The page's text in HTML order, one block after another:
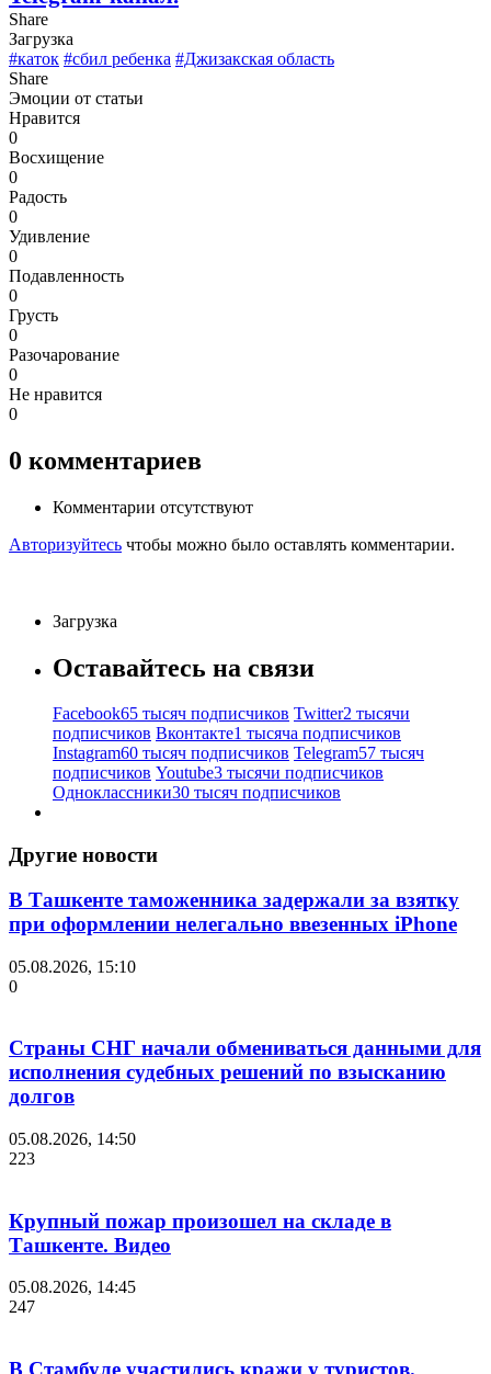
Share
Загрузка
#каток #сбил ребенка #Джизакская область
Share
Эмоции от статьи
Нравится
0
Восхищение
0
Радость
0
Удивление
0
Подавленность
0
Грусть
0
Разочарование
0
Не нравится
0
0 комментариев
Комментарии отсутствуют
Авторизуйтесь чтобы можно было оставлять комментарии.
Загрузка
Оставайтесь на связи
Facebook65 тысяч подписчиков Twitter2 тысячи
подписчиков Вконтакте1 тысяча подписчиков
Instagram60 тысяч подписчиков Telegram57 тысяч
подписчиков Youtube3 тысячи подписчиков
Одноклассники30 тысяч подписчиков
Другие новости
В Ташкенте таможенника задержали за взятку
при оформлении нелегально ввезенных iPhone
05.08.2026, 15:10
0
Страны СНГ начали обмениваться данными для
исполнения судебных решений по взысканию
долгов
05.08.2026, 14:50
223
Крупный пожар произошел на складе в
Ташкенте. Видео
05.08.2026, 14:45
247
В Стамбуле участились кражи у туристов.